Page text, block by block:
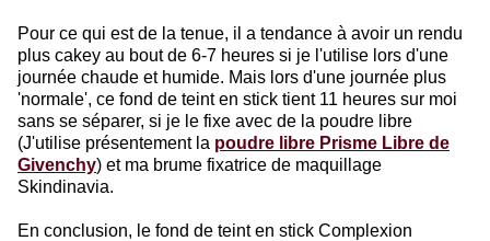
Pour ce qui est de la tenue, il a tendance à avoir un rendu
plus cakey au bout de 6-7 heures si je l'utilise lors d'une
journée chaude et humide. Mais lors d'une journée plus
'normale', ce fond de teint en stick tient 11 heures sur moi
sans se séparer, si je le fixe avec de la poudre libre
(J'utilise présentement la poudre libre Prisme Libre de
Givenchy) et ma brume fixatrice de maquillage
Skindinavia.
En conclusion, le fond de teint en stick Complexion